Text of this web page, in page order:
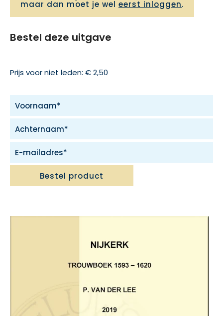
maar dan moet je wel eerst inloggen.
Bestel deze uitgave
Prijs voor niet leden: € 2,50
Bestel product